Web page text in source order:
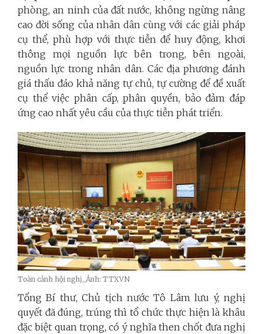
phòng, an ninh của đất nước, không ngừng nâng
cao đời sống của nhân dân cùng với các giải pháp
cụ thể, phù hợp với thực tiễn để huy động, khơi
thông mọi nguồn lực bên trong, bên ngoài,
nguồn lực trong nhân dân. Các địa phương đánh
giá thấu đáo khả năng tự chủ, tự cường để đề xuất
cụ thể việc phân cấp, phân quyền, bảo đảm đáp
ứng cao nhất yêu cầu của thực tiễn phát triển.
Toàn cảnh hội nghị_Ảnh: TTXVN
Tổng Bí thư, Chủ tịch nước Tô Lâm lưu ý, nghị
quyết đã đúng, trúng thì tổ chức thực hiện là khâu
đặc biệt quan trọng, có ý nghĩa then chốt đưa nghị